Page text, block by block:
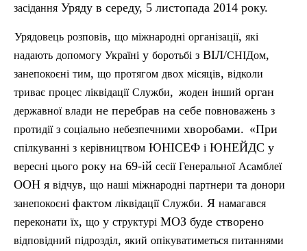
засідання Уряду в середу, 5 листопада 2014 року.
Урядовець розповів, що міжнародні організації, які
надають допомогу Україні у боротьбі з ВІЛ/СНІДом,
занепокоєні тим, що протягом двох місяців, відколи
триває процес ліквідації Служби, жоден інший орган
державної влади не перебрав на себе повноважень з
протидії з соціально небезпечними хворобами. «При
спілкуванні з керівництвом ЮНІСЕФ і ЮНЕЙДС у
вересні цього року на 69-ій сесії Генеральної Асамблеї
ООН я відчув, що наші міжнародні партнери та донори
занепокоєні фактом ліквідації Служби. Я намагався
переконати їх, що у структурі МОЗ буде створено
відповідний підрозділ, який опікуватиметься питаннями